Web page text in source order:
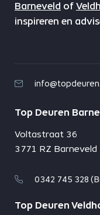
Barneveld of
inspireren en
Top Deuren
Voltastraat 36
3771 RZ Barneveld
0342 745 328
Top Deuren